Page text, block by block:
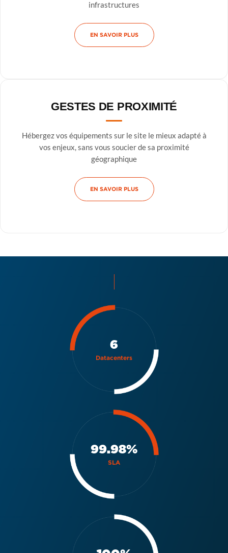
infrastructures
EN SAVOIR PLUS
GESTES DE PROXIMITÉ
Hébergez vos équipements sur le site le mieux adapté à
vos enjeux, sans vous soucier de sa proximité
géographique
EN SAVOIR PLUS
6
Datacenters
99.98%
SLA